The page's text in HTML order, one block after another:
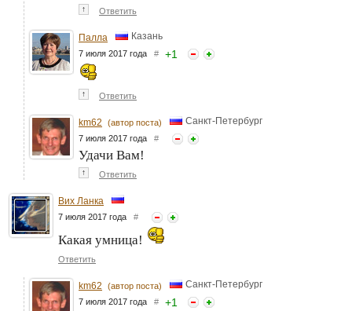
↑ Ответить
Палла Казань
7 июля 2017 года # +1
↑ Ответить
km62 (автор поста) Санкт-Петербург
7 июля 2017 года #
Удачи Вам!
↑ Ответить
Вих Ланка
7 июля 2017 года #
Какая умница!
Ответить
km62 (автор поста) Санкт-Петербург
7 июля 2017 года # +1